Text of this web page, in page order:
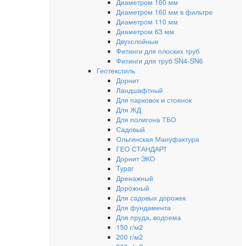
Диаметром 160 мм
Диаметром 160 мм в фильтре
Диаметром 110 мм
Диаметром 63 мм
Двухслойные
Фитинги для плоских труб
Фитинги для труб SN4-SN6
Геотекстиль
Дорнит
Ландшафтный
Для парковок и стоянок
Для ЖД
Для полигона ТБО
Садовый
Ольгинская Мануфактура
ГЕО СТАНДАРТ
Дорнит ЭКО
Typar
Дренажный
Дорожный
Для садовых дорожек
Для фундамента
Для пруда, водоема
150 г/м2
200 г/м2